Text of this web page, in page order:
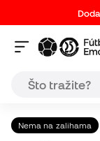
Nema na zalihama